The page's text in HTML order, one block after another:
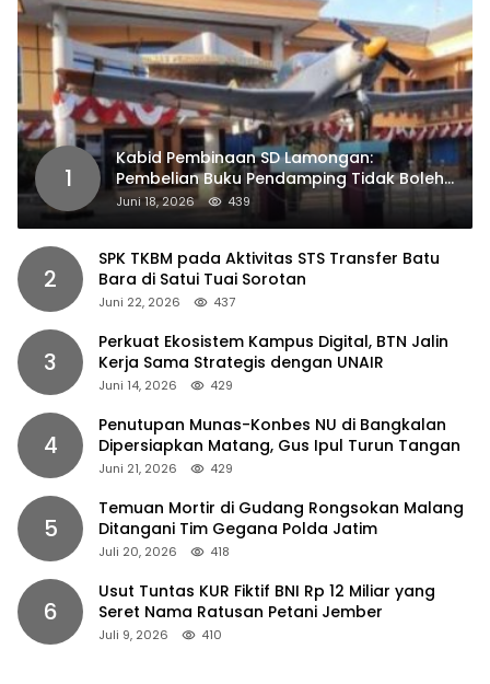
1
Kabid Pembinaan SD Lamongan:
Pembelian Buku Pendamping Tidak Boleh
Dipaksakan
Juni 18, 2026 439
2
SPK TKBM pada Aktivitas STS Transfer Batu
Bara di Satui Tuai Sorotan
Juni 22, 2026 437
3
Perkuat Ekosistem Kampus Digital, BTN Jalin
Kerja Sama Strategis dengan UNAIR
Juni 14, 2026 429
4
Penutupan Munas-Konbes NU di Bangkalan
Dipersiapkan Matang, Gus Ipul Turun Tangan
Juni 21, 2026 429
5
Temuan Mortir di Gudang Rongsokan Malang
Ditangani Tim Gegana Polda Jatim
Juli 20, 2026 418
6
Usut Tuntas KUR Fiktif BNI Rp 12 Miliar yang
Seret Nama Ratusan Petani Jember
Juli 9, 2026 410